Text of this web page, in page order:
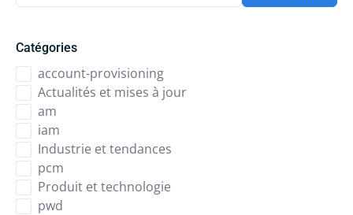
Catégories
account-provisioning
Actualités et mises à jour
am
iam
Industrie et tendances
pcm
Produit et technologie
pwd